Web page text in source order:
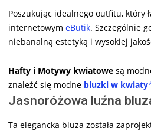
Poszukując idealnego outfitu, który
internetowym eButik. Szczególnie
niebanalną estetyką i wysokiej
Hafty i Motywy kwiatowe są
znaleźć się modne bluzki w kwiaty
Jasnoróżowa luźna
Ta elegancka bluza została